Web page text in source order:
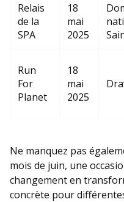
Relais
de la
SPA
18
mai
2025
Run
For
Planet
18
mai
2025
Ne manquez pas
mois de juin, une
changement en
concrète pour